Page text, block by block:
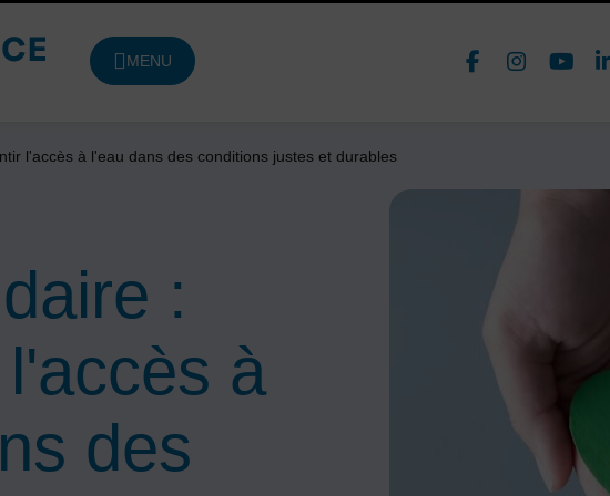
MENU
DE NAVIGATION PRINCIPALE Nous
:
à
des
l'accès à l'eau dans des conditions justes et durables